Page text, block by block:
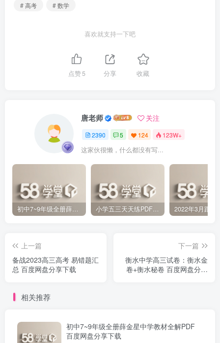
# 高考
# 数学
喜欢就支持一下吧
点赞5 分享 收藏
唐老师 关注
2390 5 124 123W+
这家伙很懒，什么都没有写...
初中7~9年级全册薛金星中学教材全解PDF 百度网盘分享下载 小学五三天天练PDF（压缩打包）百度网盘分享下载
上一篇
备战2023高三高考 易错题汇
总 百度网盘分享下载
下一篇
衡水中学高三试卷：衡水金
卷+衡水秘卷 百度网盘分享
相关推荐
初中7~9年级全册薛金星中学教材全解PDF
百度网盘分享下载